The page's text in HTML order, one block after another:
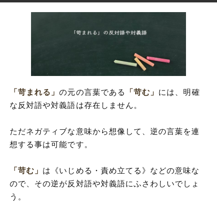
「苛まれる」の元の言葉である 「苛む」 には、明確
な反対語や対義語は存在しません。
ただネガティブな意味から想像して、逆の言葉を連
想する事は可能です。
「苛む」 は《いじめる・責め立てる》などの意味な
ので、その逆が反対語や対義語にふさわしいでしょ
う。